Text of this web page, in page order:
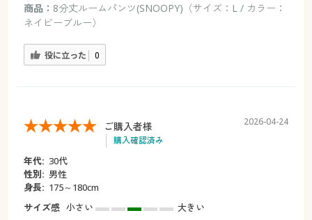
商品： 8分丈ルームパンツ(SNOOPY)（サイズ：L / カラー：
ネイビーブルー）
役に立った 0
ご購入者様
購入確認済み
2026-04-24
年代: 30代
性別: 男性
身長: 175～180cm
サイズ感 小さい
大きい